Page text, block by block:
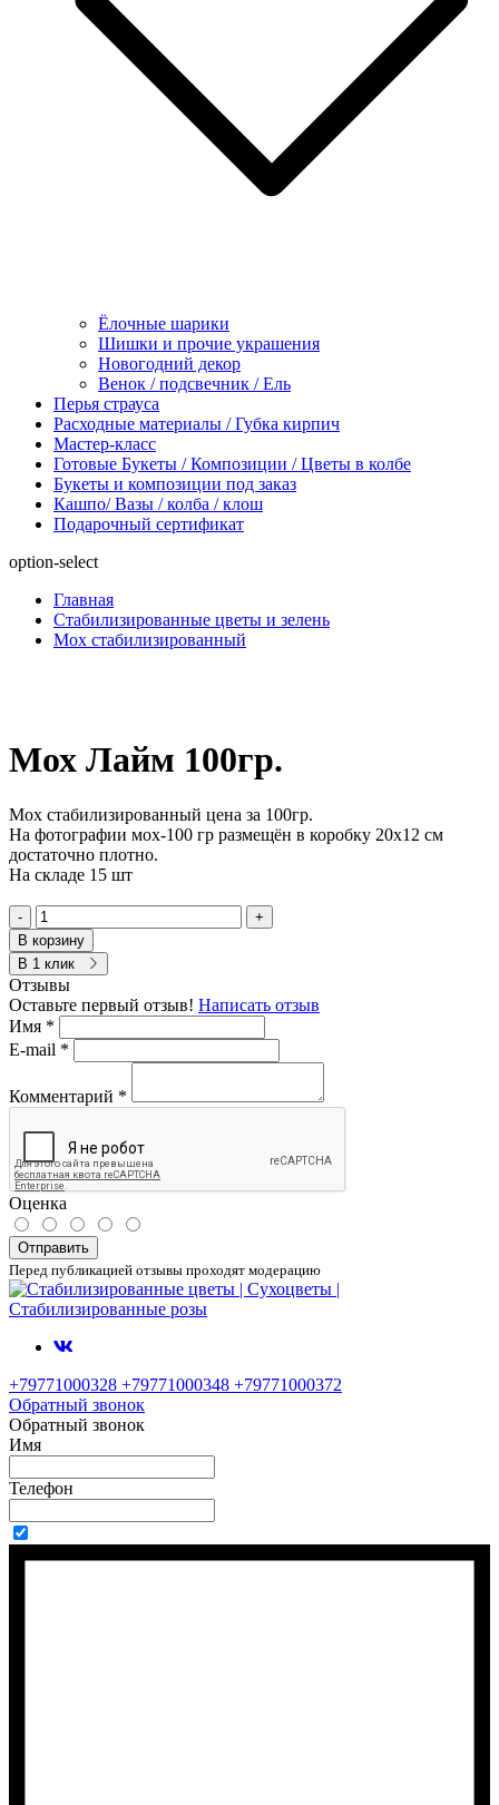
Ёлочные шарики
Шишки и прочие украшения
Новогодний декор
Венок / подсвечник / Ель
Перья страуса
Расходные материалы / Губка кирпич
Мастер-класс
Готовые Букеты / Композиции / Цветы в колбе
Букеты и композиции под заказ
Кашпо/ Вазы / колба / клош
Подарочный сертификат
option-select
Главная
Стабилизированные цветы и зелень
Мох стабилизированный
Мох Лайм 100гр.
Мох стабилизированный цена за 100гр.
На фотографии мох-100 гр размещён в коробку 20х12 см
достаточно плотно.
На складе 15 шт
-
+
В корзину
В 1 клик
Отзывы
Оставьте первый отзыв! Написать отзыв
Имя *
E-mail *
Комментарий *
Оценка
Отправить
Перед публикацией отзывы проходят модерацию
+79771000328 +79771000348 +79771000372
Обратный звонок
Обратный звонок
Имя
Телефон